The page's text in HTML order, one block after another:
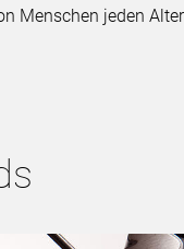
Menschen jeden